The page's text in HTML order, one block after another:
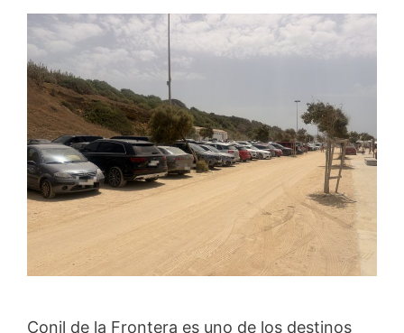
Conil de la Frontera es uno de los destinos